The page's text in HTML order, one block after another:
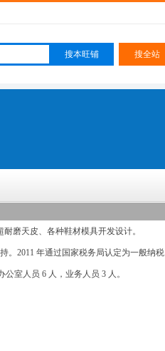
磨天皮、各种鞋材模具开发设计。
。2011 年通过国家税务局认定为一般纳税
公室人员 6 人，业务人员 3 人。